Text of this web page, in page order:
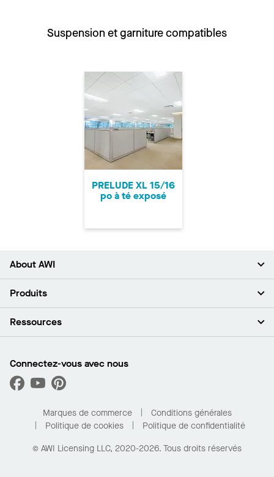
Suspension et garniture compatibles
PRELUDE XL 15/16
po à té exposé
About AWI
À propos de nous
Espace presse
Quelles sont mes options d’achat?
Produits
Plafonds
Capacités sur mesure
Performance
Ressources
Trouver un distributeur
Trouver un distributeur
Pour la maison
Connectez-vous avec nous
Marques de commerce
Conditions générales
Politique de cookies
Politique de confidentialité
© AWI Licensing LLC, 2020-2026. Tous droits réservés